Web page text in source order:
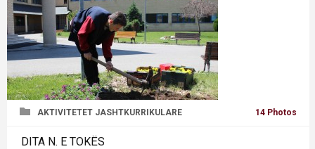
AKTIVITETET JASHTKURRIKULARE 14 Photos
DITA N. E TOKËS